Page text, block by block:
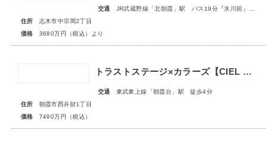
交通
JR武蔵野線「北朝霞」駅 バス19分『氷川前』停歩4分
住所
志木市中宗岡2丁目
価格
3680万円（税込）より
トラストステージ×カラーズ【CIEL VILLA】朝霞市西弁財1丁目2期 ★限定1棟 販売開始★
交通
東武東上線「朝霞台」駅 徒歩4分
住所
朝霞市西弁財1丁目
価格
7490万円（税込）